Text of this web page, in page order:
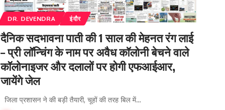
DR. DEVENDRA इंदौर
दैनिक सदभावना पाती की 1 साल की मेहनत रंग लाई
– प्री लॉन्चिंग के नाम पर अवैध कॉलोनी बेचने वाले
कॉलोनाइजर और दलालों पर होगी एफआईआर,
जायेंगे जेल
जिला प्रशासन ने की बड़ी तैयारी, चूहों की तरह बिल में…